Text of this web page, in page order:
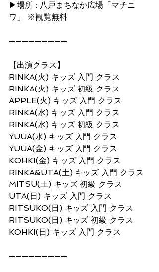
▶︎場所 : 八戸まちなか広場「マチニ
ワ」 ※観覧無料
—————————
【出演クラス】
RINKA(火) キッズ 入門 クラス
RINKA(火) キッズ 初級 クラス
APPLE(火) キッズ 入門 クラス
RINKA(水) キッズ 入門 クラス
RINKA(水) キッズ 初級 クラス
YUUA(水) キッズ 入門 クラス
YUUA(金) キッズ 入門 クラス
KOHKI(金) キッズ 入門 クラス
RINKA&UTA(土) キッズ 入門 クラス
MITSU(土) キッズ 初級 クラス
UTA(日) キッズ 入門 クラス
RITSUKO(日) キッズ 入門 クラス
RITSUKO(日) キッズ 初級 クラス
KOHKI(日) キッズ 入門 クラス
—————————